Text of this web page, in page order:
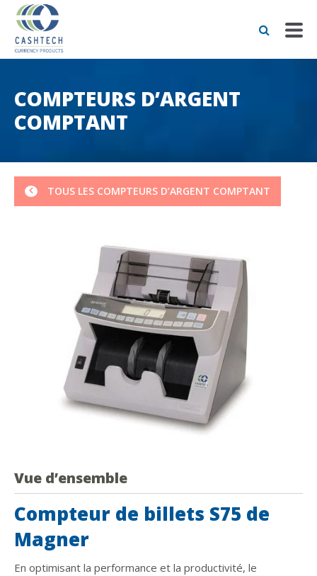
COMPTEURS D’ARGENT
COMPTANT
TOUS LES COMPTEURS D’ARGENT COMPTANT
Vue d’ensemble
Compteur de billets S75 de
Magner
En optimisant la performance et la productivité, le